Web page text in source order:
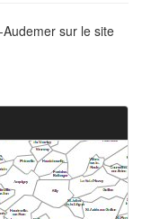
sur le site